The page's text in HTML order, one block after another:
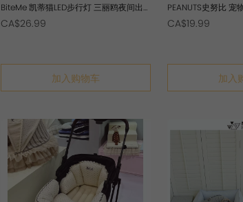
BiteMe 凯蒂猫LED步行灯 三丽鸥夜间出
行安全闪烁闪光灯
CA$26.99
加入购物车
PEANUTS史努比 宠
耻辱圈防舔保护脖圈
CA$19.99
加入